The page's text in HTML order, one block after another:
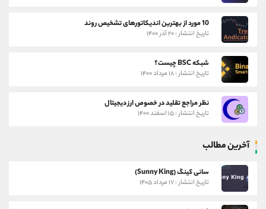
10 مورد از بهترین اندیکاتورهای تشخیص روند
تاریخ انتشار : ۲۰ آذر ۱۴۰۰
شبکه BSC چیست؟
تاریخ انتشار : ۱۸ مرداد ۱۴۰۰
نظر مراجع تقلید در خصوص ارز دیجیتال
تاریخ انتشار : ۱۵ اسفند ۱۴۰۰
آخرین مطالب
سانی کینگ (Sunny King)
تاریخ انتشار : ۱۷ مرداد ۱۴۰۵